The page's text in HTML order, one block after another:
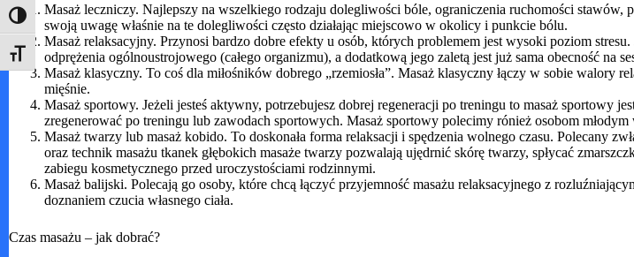
Toggle High Contrast
Toggle Font size
Masaż leczniczy. Najlepszy na wszelkiego rodzaju dolegliwości bóle, ograniczenia ruchomości stawów,
swoją uwagę właśnie na te dolegliwości często działając miejscowo w okolicy i punkcie bólu.
Masaż relaksacyjny. Przynosi bardzo dobre efekty u osób, których problemem jest wysoki poziom
odprężenia ogólnoustrojowego (całego organizmu), a dodatkową jego zaletą jest już sama obecność na
Masaż klasyczny. To coś dla miłośników dobrego „rzemiosła”. Masaż klasyczny łączy w sobie
mięśnie.
Masaż sportowy. Jeżeli jesteś aktywny, potrzebujesz dobrej regeneracji po treningu to masaż sportowy
zregenerować po treningu lub zawodach sportowych. Masaż sportowy polecimy rónież osobom
Masaż twarzy lub masaż kobido. To doskonała forma relaksacji i spędzenia wolnego czasu. Polecany
oraz technik masażu tkanek głębokich masaże twarzy pozwalają ujędrnić skórę twarzy, spłycać
zabiegu kosmetycznego przed uroczystościami rodzinnymi.
Masaż balijski. Polecają go osoby, które chcą łączyć przyjemność masażu relaksacyjnego z
doznaniem czucia własnego ciała.
Czas masażu – jak dobrać?